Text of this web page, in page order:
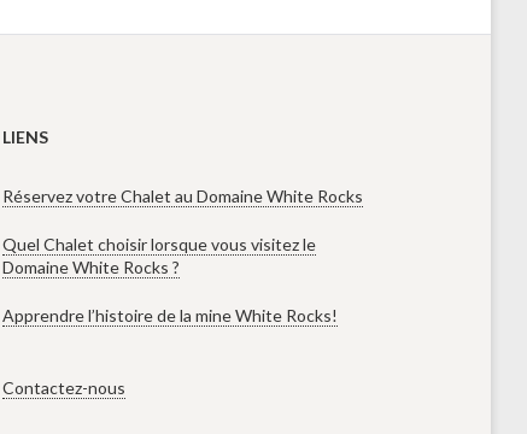
LIENS
Réservez votre Chalet au Domaine White Rocks
Quel Chalet choisir lorsque vous visitez le
Domaine White Rocks ?
Apprendre l’histoire de la mine White Rocks!
Contactez-nous